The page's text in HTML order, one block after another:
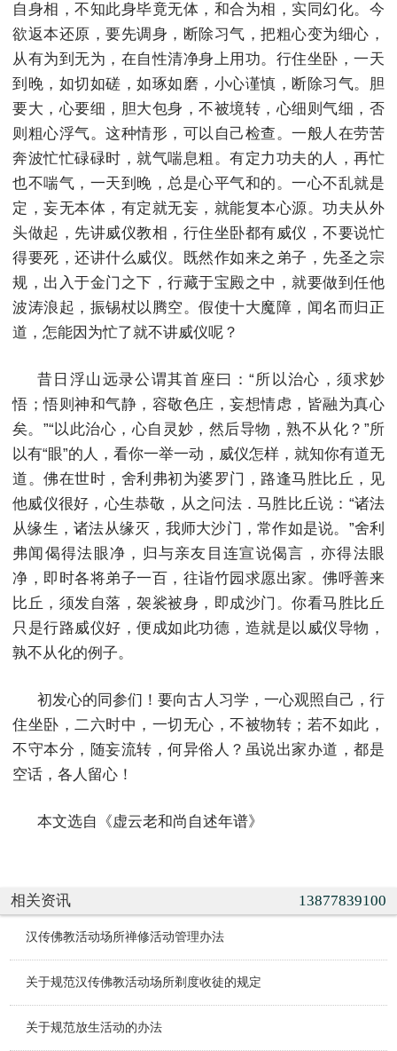
自身相，不知此身毕竟无体，和合为相，实同幻化。今
欲返本还原，要先调身，断除习气，把粗心变为细心，
从有为到无为，在自性清净身上用功。行住坐卧，一天
到晚，如切如磋，如琢如磨，小心谨慎，断除习气。胆
要大，心要细，胆大包身，不被境转，心细则气细，否
则粗心浮气。这种情形，可以自己检查。一般人在劳苦
奔波忙忙碌碌时，就气喘息粗。有定力功夫的人，再忙
也不喘气，一天到晚，总是心平气和的。一心不乱就是
定，妄无本体，有定就无妄，就能复本心源。功夫从外
头做起，先讲威仪教相，行住坐卧都有威仪，不要说忙
得要死，还讲什么威仪。既然作如来之弟子，先圣之宗
规，出入于金门之下，行藏于宝殿之中，就要做到任他
波涛浪起，振锡杖以腾空。假使十大魔障，闻名而归正
道，怎能因为忙了就不讲威仪呢？
昔日浮山远录公谓其首座曰：“所以治心，须求妙
悟；悟则神和气静，容敬色庄，妄想情虑，皆融为真心
矣。”“以此治心，心自灵妙，然后导物，熟不从化？”所
以有“眼”的人，看你一举一动，威仪怎样，就知你有道无
道。佛在世时，舍利弗初为婆罗门，路逢马胜比丘，见
他威仪很好，心生恭敬，从之问法．马胜比丘说：“诸法
从缘生，诸法从缘灭，我师大沙门，常作如是说。”舍利
弗闻偈得法眼净，归与亲友目连宣说偈言，亦得法眼
净，即时各将弟子一百，往诣竹园求愿出家。佛呼善来
比丘，须发自落，袈裟被身，即成沙门。你看马胜比丘
只是行路威仪好，便成如此功德，造就是以威仪导物，
孰不从化的例子。
初发心的同参们！要向古人习学，一心观照自己，行
住坐卧，二六时中，一切无心，不被物转；若不如此，
不守本分，随妄流转，何异俗人？虽说出家办道，都是
空话，各人留心！
本文选自《虚云老和尚自述年谱》
相关资讯 13877839100
汉传佛教活动场所禅修活动管理办法
关于规范汉传佛教活动场所剃度收徒的规定
关于规范放生活动的办法